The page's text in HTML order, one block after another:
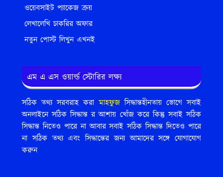
ওয়েবসাইট প্যাকেজ ক্রয়
লেখালেখি চাকরির অফার
নতুন পোস্ট লিখুন এখনই
এম এ এস ওয়ার্ল্ড স্টোরির লক্ষ্য
সঠিক তথ্য সরবরাহ করামাহফুজসিদ্ধান্তহীনতায় ভোগে সবাই
অনলাইনে সঠিক সিদ্ধান্ত র আশায় খোঁজ করে কিন্তু সবাই সঠিক
সিদ্ধান্ত নিতেও পারে না আবার সবাই সঠিক সিদ্ধান্ত দিতেও পারে
না সঠিক তথ্য এবং সিদ্ধান্তের জন্য আমাদের সঙ্গে যোগাযোগ
করুন